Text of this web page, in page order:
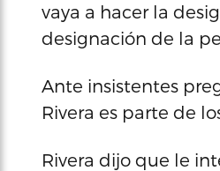
vaya a hacer la
designación de la
Ante insistentes
Rivera es parte de
Rivera dijo que le